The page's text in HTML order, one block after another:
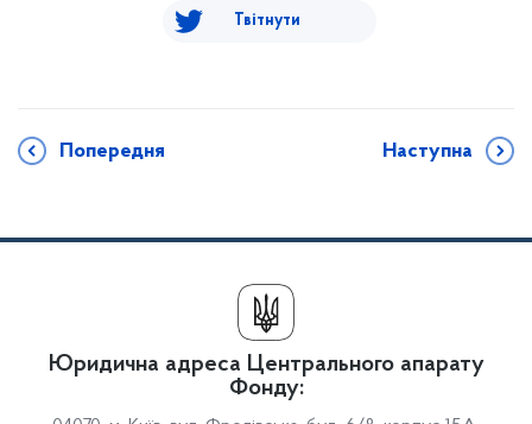
Твітнути
Попередня Наступна
Юридична адреса Центрального апарату
Фонду: